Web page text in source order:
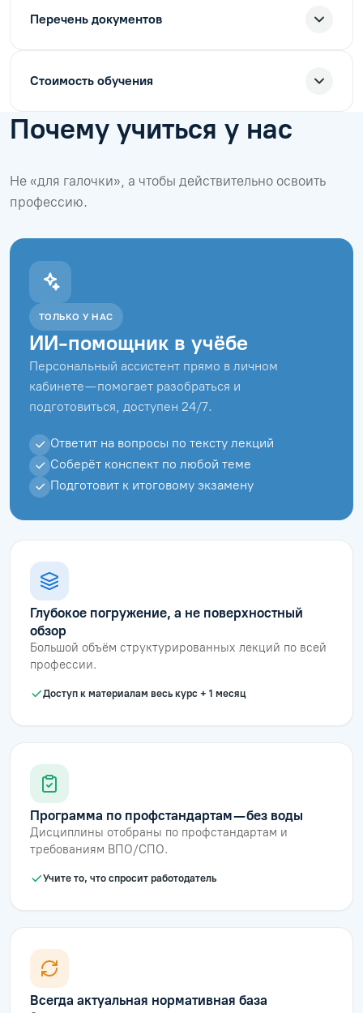
Перечень документов
Стоимость обучения
Почему учиться у нас
Не «для галочки», а чтобы действительно освоить
профессию.
ТОЛЬКО У НАС
ИИ-помощник в учёбе
Персональный ассистент прямо в личном
кабинете — помогает разобраться и
подготовиться, доступен 24/7.
Ответит на вопросы по тексту лекций
Соберёт конспект по любой теме
Подготовит к итоговому экзамену
Глубокое погружение, а не поверхностный
обзор
Большой объём структурированных лекций по всей
профессии.
Доступ к материалам весь курс + 1 месяц
Программа по профстандартам — без воды
Дисциплины отобраны по профстандартам и
требованиям ВПО/СПО.
Учите то, что спросит работодатель
Всегда актуальная нормативная база